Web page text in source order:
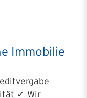
Immobilie
✓ Wir